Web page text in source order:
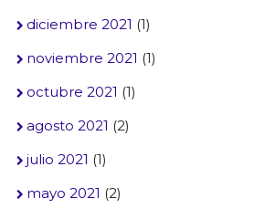
diciembre 2021 (1)
noviembre 2021 (1)
octubre 2021 (1)
agosto 2021 (2)
julio 2021 (1)
mayo 2021 (2)